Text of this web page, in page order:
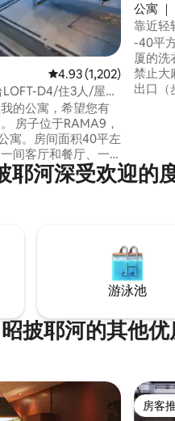
79 条评价
平均评分 4.93 分（满
4.93 (1,202)
D4/住3人/屋顶
市/近tonglor
的公寓，希望您有
寓。房间面积40平左
间客厅和餐厅、一
松容纳3名成年人。
数为1-2人时，默认只
发床） 订单价格包
健身中心，游泳池
用。
公寓
靠近轻
-40平
厦的洗衣机 -请勿携带儿童
禁止大
出口（步行7分
间单元
耶河深受欢迎的
游泳池
昭披耶河的其他
房客
房客